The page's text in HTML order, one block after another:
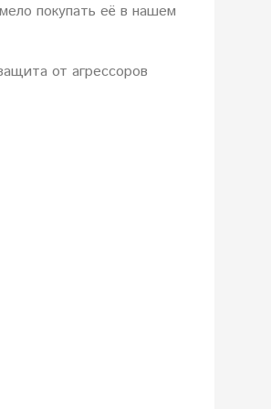
покупать её в нашем
от агрессоров